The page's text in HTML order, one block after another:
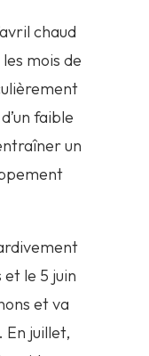
chaud
mois de
faible
un
le 5 juin
et va
En juillet,